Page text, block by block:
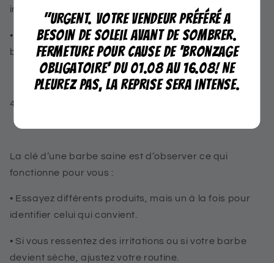
impuretés.
•
Un peigne en bois antistatique est parfait pour les
barbes longues.
4.
La clé d’une barbe saine est d’observer ce qui
fonctionne pour vous :
• Essayez différents produits, mais un à la fois pour
identifier celui qui convient.
• Si vous ressentez des irritations ou si votre barbe
devient sèche, ajustez votre routine.
"URGENT. Votre vendeur préféré a
besoin de soleil avant de sombrer.
Fermeture pour cause de 'bronzage
obligatoire' du 01.08 au 16.08! Ne
pleurez pas, la reprise sera intense.